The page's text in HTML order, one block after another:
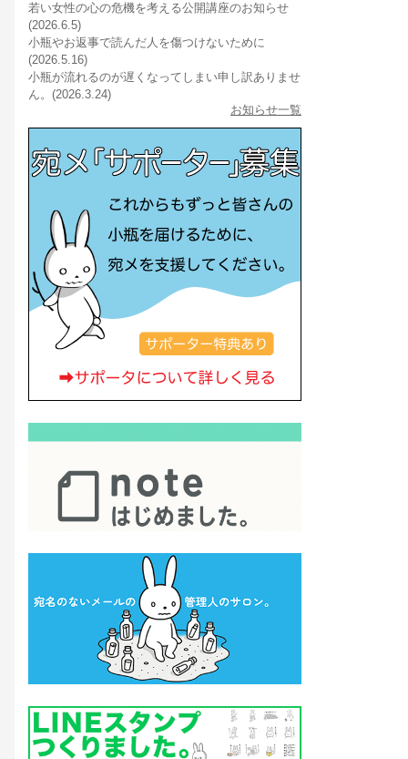
若い女性の心の危機を考える公開講座のお知らせ
(2026.6.5)
小瓶やお返事で読んだ人を傷つけないために
(2026.5.16)
小瓶が流れるのが遅くなってしまい申し訳ありませ
ん。(2026.3.24)
お知らせ一覧